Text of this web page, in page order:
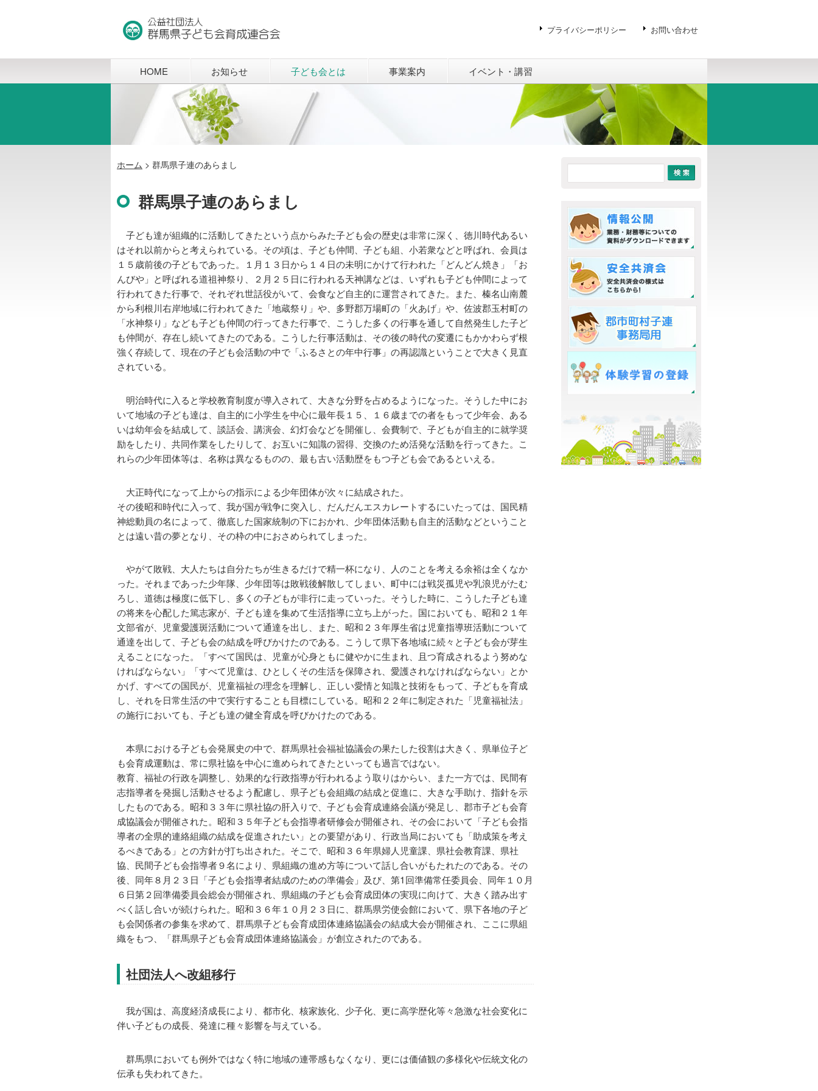
プライバシーポリシー お問い合わせ
HOME お知らせ 子ども会とは 事業案内 イベント・講習
ホーム > 群馬県子連のあらまし
群馬県子連のあらまし
子ども達が組織的に活動してきたという点からみた子ども会の歴史は非常に深く、徳川時代あるい
はそれ以前からと考えられている。その頃は、子ども仲間、子ども組、小若衆などと呼ばれ、会員は
１５歳前後の子どもであった。１月１３日から１４日の未明にかけて行われた「どんどん焼き」「お
んびや」と呼ばれる道祖神祭り、２月２５日に行われる天神講などは、いずれも子ども仲間によって
行われてきた行事で、それぞれ世話役がいて、会食など自主的に運営されてきた。また、榛名山南麓
から利根川右岸地域に行われてきた「地蔵祭り」や、多野郡万場町の「火あげ」や、佐波郡玉村町の
「水神祭り」なども子ども仲間の行ってきた行事で、こうした多くの行事を通して自然発生した子ど
も仲間が、存在し続いてきたのである。こうした行事活動は、その後の時代の変遷にもかかわらず根
強く存続して、現在の子ども会活動の中で「ふるさとの年中行事」の再認識ということで大きく見直
されている。
明治時代に入ると学校教育制度が導入されて、大きな分野を占めるようになった。そうした中にお
いて地域の子ども達は、自主的に小学生を中心に最年長１５、１６歳までの者をもって少年会、ある
いは幼年会を結成して、談話会、講演会、幻灯会などを開催し、会費制で、子どもが自主的に就学奨
励をしたり、共同作業をしたりして、お互いに知識の習得、交換のため活発な活動を行ってきた。こ
れらの少年団体等は、名称は異なるものの、最も古い活動歴をもつ子ども会であるといえる。
大正時代になって上からの指示による少年団体が次々に結成された。
その後昭和時代に入って、我が国が戦争に突入し、だんだんエスカレートするにいたっては、国民精
神総動員の名によって、徹底した国家統制の下におかれ、少年団体活動も自主的活動などということ
とは遠い昔の夢となり、その枠の中におさめられてしまった。
やがて敗戦、大人たちは自分たちが生きるだけで精一杯になり、人のことを考える余裕は全くなか
った。それまであった少年隊、少年団等は敗戦後解散してしまい、町中には戦災孤児や乳浪児がたむ
ろし、道徳は極度に低下し、多くの子どもが非行に走っていった。そうした時に、こうした子ども達
の将来を心配した篤志家が、子ども達を集めて生活指導に立ち上がった。国においても、昭和２１年
文部省が、児童愛護斑活動について通達を出し、また、昭和２３年厚生省は児童指導班活動について
通達を出して、子ども会の結成を呼びかけたのである。こうして県下各地域に続々と子ども会が芽生
えることになった。「すべて国民は、児童が心身ともに健やかに生まれ、且つ育成されるよう努めな
ければならない」「すべて児童は、ひとしくその生活を保障され、愛護されなければならない」とか
かげ、すべての国民が、児童福祉の理念を理解し、正しい愛情と知識と技術をもって、子どもを育成
し、それを日常生活の中で実行することも目標にしている。昭和２２年に制定された「児童福祉法」
の施行においても、子ども達の健全育成を呼びかけたのである。
本県における子ども会発展史の中で、群馬県社会福祉協議会の果たした役割は大きく、県単位子ど
も会育成運動は、常に県社協を中心に進められてきたといっても過言ではない。
教育、福祉の行政を調整し、効果的な行政指導が行われるよう取りはからい、また一方では、民間有
志指導者を発掘し活動させるよう配慮し、県子ども会組織の結成と促進に、大きな手助け、指針を示
したものである。昭和３３年に県社協の肝入りで、子ども会育成連絡会議が発足し、郡市子ども会育
成協議会が開催された。昭和３５年子ども会指導者研修会が開催され、その会において「子ども会指
導者の全県的連絡組織の結成を促進されたい」との要望があり、行政当局においても「助成策を考え
るべきである」との方針が打ち出された。そこで、昭和３６年県婦人児童課、県社会教育課、県社
協、民間子ども会指導者９名により、県組織の進め方等について話し合いがもたれたのである。その
後、同年８月２３日「子ども会指導者結成のための準備会」及び、第1回準備常任委員会、同年１０月
６日第２回準備委員会総会が開催され、県組織の子ども会育成団体の実現に向けて、大きく踏み出す
べく話し合いが続けられた。昭和３６年１０月２３日に、群馬県労使会館において、県下各地の子ど
も会関係者の参集を求めて、群馬県子ども会育成団体連絡協議会の結成大会が開催され、ここに県組
織をもつ、「群馬県子ども会育成団体連絡協議会」が創立されたのである。
社団法人へ改組移行
我が国は、高度経済成長により、都市化、核家族化、少子化、更に高学歴化等々急激な社会変化に
伴い子どもの成長、発達に種々影響を与えている。
群馬県においても例外ではなく特に地域の連帯感もなくなり、更には価値観の多様化や伝統文化の
伝承も失われてきた。